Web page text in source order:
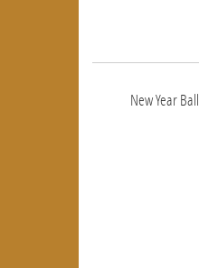
New Year Ball